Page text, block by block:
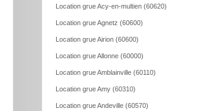
Location grue Acy-en-multien (60620)
Location grue Agnetz (60600)
Location grue Airion (60600)
Location grue Allonne (60000)
Location grue Amblainville (60110)
Location grue Amy (60310)
Location grue Andeville (60570)